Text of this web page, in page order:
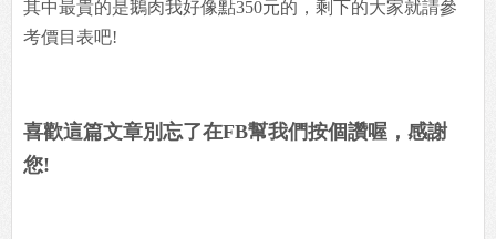
其中最貴的是鵝肉我好像點350元的，剩下的大家就請參
考價目表吧!
喜歡這篇文章別忘了在FB幫我們按個讚喔，感謝
您!